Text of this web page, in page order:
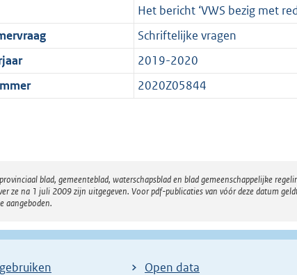
Het bericht ‘VWS bezig met
Schriftelijke vragen
2019-2020
2020Z05844
blad, gemeenteblad, waterschapsblad en blad gemeenschappelijke
ze na 1 juli 2009 zijn uitgegeven. Voor pdf-publicaties van vóór deze datum
aangeboden.
Open data